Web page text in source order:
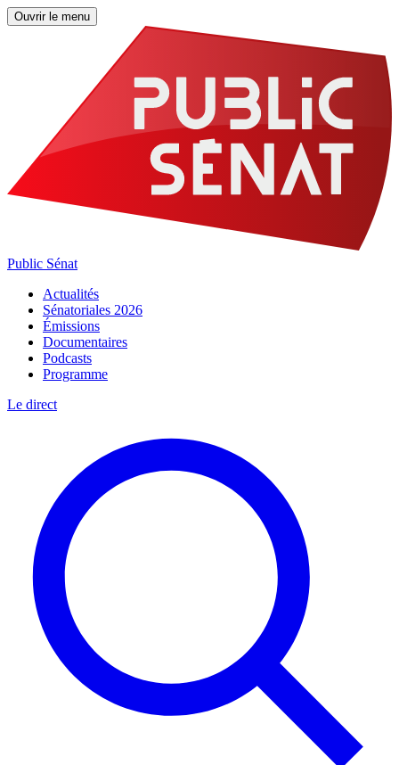
Ouvrir le menu
Public Sénat
Actualités
Sénatoriales 2026
Émissions
Documentaires
Podcasts
Programme
Le direct